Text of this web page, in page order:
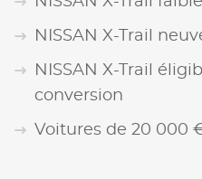
NISSAN X-Trail
NISSAN X-Trail
conversion
Voitures de 20 000